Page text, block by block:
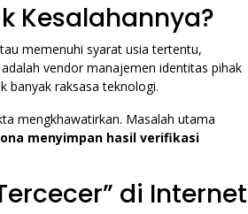
Kesalahannya?
memenuhi syarat usia tertentu,
vendor manajemen identitas pihak
banyak raksasa teknologi.
mengkhawatirkan. Masalah utama
menyimpan hasil verifikasi
di Internet